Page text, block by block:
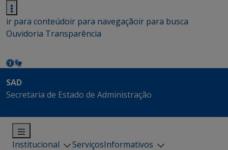
ir para conteúdoir para navegaçãoir para busca
Ouvidoria Transparência
SAD
Secretaria de Estado de Administração
Institucional ServiçosInformativos